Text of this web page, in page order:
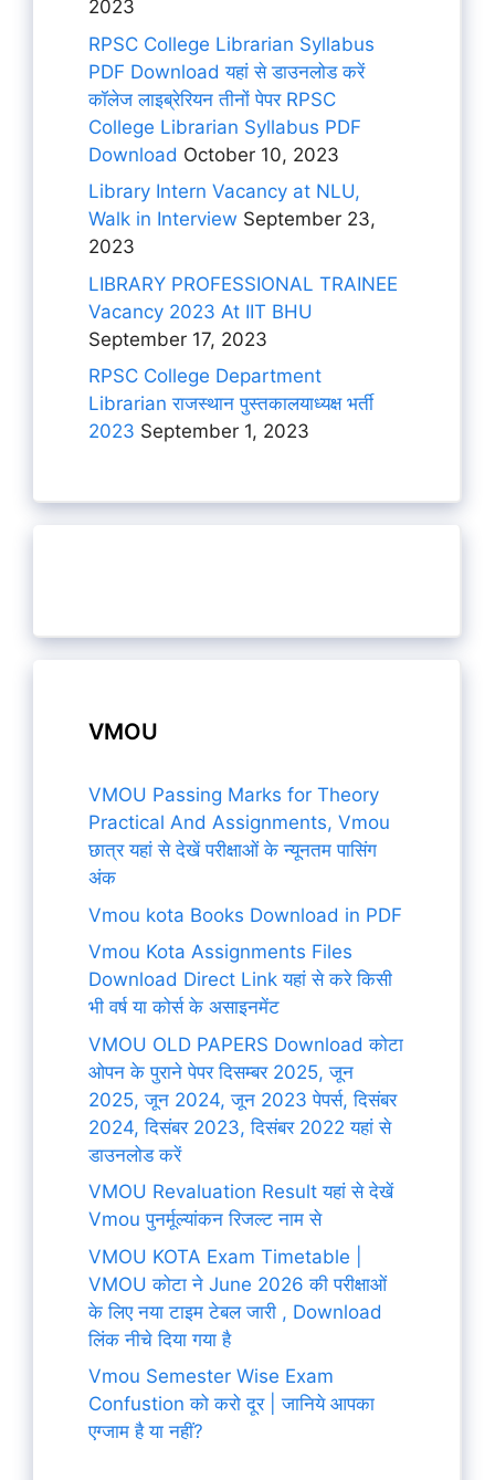
2023
RPSC College Librarian Syllabus
PDF Download यहां से डाउनलोड करें
कॉलेज लाइब्रेरियन तीनों पेपर RPSC
College Librarian Syllabus PDF
Download October 10, 2023
Library Intern Vacancy at NLU,
Walk in Interview September 23,
2023
LIBRARY PROFESSIONAL TRAINEE
Vacancy 2023 At IIT BHU
September 17, 2023
RPSC College Department
Librarian राजस्थान पुस्तकालयाध्यक्ष भर्ती
2023 September 1, 2023
VMOU
VMOU Passing Marks for Theory
Practical And Assignments, Vmou
छात्र यहां से देखें परीक्षाओं के न्यूनतम पासिंग
अंक
Vmou kota Books Download in PDF
Vmou Kota Assignments Files
Download Direct Link यहां से करे किसी
भी वर्ष या कोर्स के असाइनमेंट
VMOU OLD PAPERS Download कोटा
ओपन के पुराने पेपर दिसम्बर 2025, जून
2025, जून 2024, जून 2023 पेपर्स, दिसंबर
2024, दिसंबर 2023, दिसंबर 2022 यहां से
डाउनलोड करें
VMOU Revaluation Result यहां से देखें
Vmou पुनर्मूल्यांकन रिजल्ट नाम से
VMOU KOTA Exam Timetable |
VMOU कोटा ने June 2026 की परीक्षाओं
के लिए नया टाइम टेबल जारी , Download
लिंक नीचे दिया गया है
Vmou Semester Wise Exam
Confustion को करो दूर | जानिये आपका
एग्जाम है या नहीं?